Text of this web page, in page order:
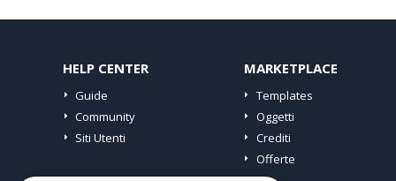
HELP CENTER
Guide
Community
Siti Utenti
MARKETPLACE
Templates
Oggetti
Crediti
Offerte